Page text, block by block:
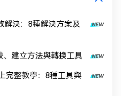
解決：8種解決方案及
、建立方法與轉換工具
完整教學：8種工具與